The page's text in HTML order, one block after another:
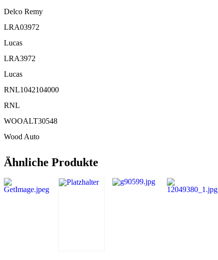
Delco Remy
LRA03972
Lucas
LRA3972
Lucas
RNL1042104000
RNL
WOOALT30548
Wood Auto
Ähnliche Produkte